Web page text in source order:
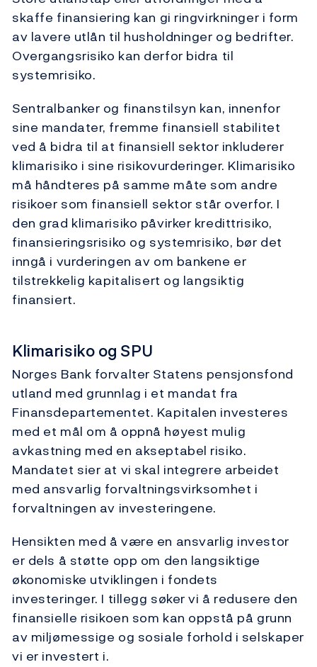
skaffe finansiering kan gi ringvirkninger i form
av lavere utlån til husholdninger og bedrifter.
Overgangsrisiko kan derfor bidra til
systemrisiko.
Sentralbanker og finanstilsyn kan, innenfor
sine mandater, fremme finansiell stabilitet
ved å bidra til at finansiell sektor inkluderer
klimarisiko i sine risikovurderinger. Klimarisiko
må håndteres på samme måte som andre
risikoer som finansiell sektor står overfor. I
den grad klimarisiko påvirker kredittrisiko,
finansieringsrisiko og systemrisiko, bør det
inngå i vurderingen av om bankene er
tilstrekkelig kapitalisert og langsiktig
finansiert.
Klimarisiko og SPU
Norges Bank forvalter Statens pensjonsfond
utland med grunnlag i et mandat fra
Finansdepartementet. Kapitalen investeres
med et mål om å oppnå høyest mulig
avkastning med en akseptabel risiko.
Mandatet sier at vi skal integrere arbeidet
med ansvarlig forvaltningsvirksomhet i
forvaltningen av investeringene.
Hensikten med å være en ansvarlig investor
er dels å støtte opp om den langsiktige
økonomiske utviklingen i fondets
investeringer. I tillegg søker vi å redusere den
finansielle risikoen som kan oppstå på grunn
av miljømessige og sosiale forhold i selskaper
vi er investert i.